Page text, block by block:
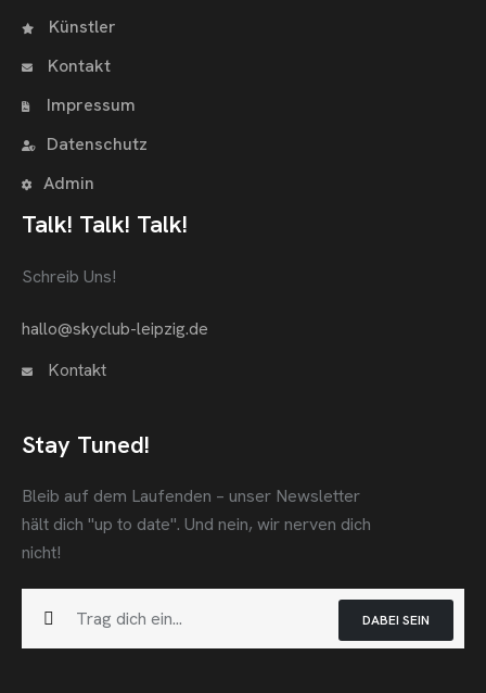
Künstler
Kontakt
Impressum
Datenschutz
Admin
Talk! Talk! Talk!
Schreib Uns!
hallo@skyclub-leipzig.de
Kontakt
Stay Tuned!
Bleib auf dem Laufenden – unser Newsletter
hält dich "up to date". Und nein, wir nerven dich
nicht!
DABEI SEIN